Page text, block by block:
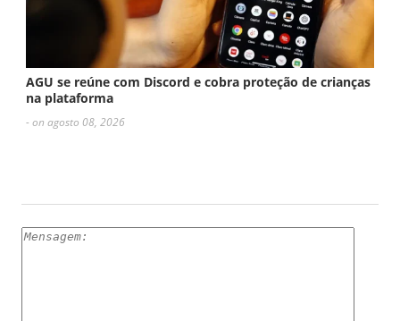
AGU se reúne com Discord e cobra proteção de crianças
na plataforma
- on agosto 08, 2026